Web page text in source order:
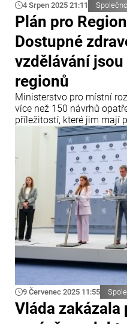
4 Srpen 2025 21:11
Plán pro
Dostupné
vzdělávání
regionů
Ministerstvo pro místní
více než 150 návrhů
příležitostí, které jim mají
ekonomickými a
dokument rozdělený do
na podzim převede do
Regiony příležitostí.
9 Červenec 2025 11:55
Vláda